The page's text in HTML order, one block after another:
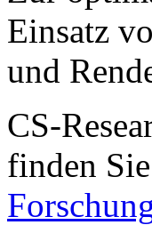
Einsatz
und
CS-
finden